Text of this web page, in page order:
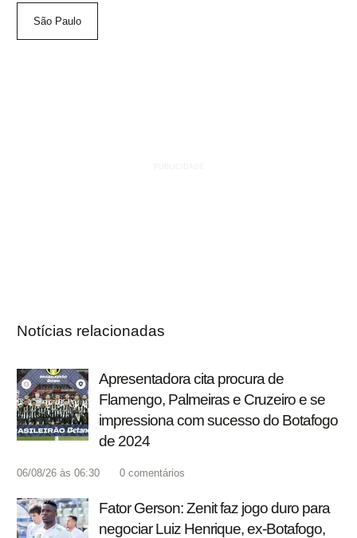
São Paulo
Notícias relacionadas
Apresentadora cita procura de
Flamengo, Palmeiras e Cruzeiro e se
impressiona com sucesso do Botafogo
de 2024
06/08/26 às 06:30 0 comentários
Fator Gerson: Zenit faz jogo duro para
negociar Luiz Henrique, ex-Botafogo,